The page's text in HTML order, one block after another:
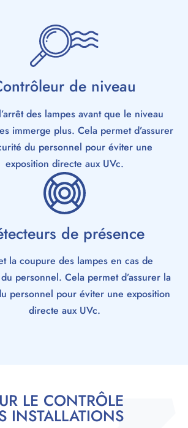
de niveau
des lampes avant que le niveau
immerge plus. Cela permet d’assurer
du personnel pour éviter une
exposition directe aux UVc.
de présence
la coupure des lampes en cas de
personnel. Cela permet d’assurer la
personnel pour éviter une exposition
directe aux UVc.
LE CONTRÔLE
INSTALLATIONS